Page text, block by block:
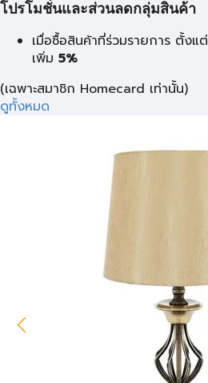
โปรโมชั่นและส่วนลดกลุ่มสินค้า
เมื่อซื้อสินค้าที่ร่วมรายการ ตั้งแต่
เพิ่ม 5%
(เฉพาะสมาชิก Homecard เท่านั้น)
ดูทั้งหมด